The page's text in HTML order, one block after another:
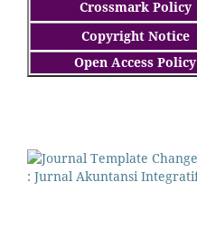
Crossmark Policy
Copyright Notice
Open Access Policy